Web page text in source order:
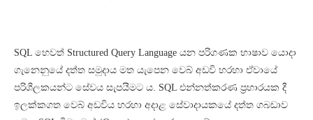
SQL හෙවත් Structured Query Language යන පරිගණක භාෂාව යොදා
ගැනෙනුයේ දත්ත සමුදාය මත යැපෙන වෙබ් අඩවි හරහා ඒවායේ
පරිශීලකයන්ට සේවය සැපයීමට ය. SQL එන්නත්කරණ ප්‍රහාරයක දී
ඉලක්කගත වෙබ් අඩවිය හරහා අදාළ සේවාදායකයේ දත්ත ගබඩාව